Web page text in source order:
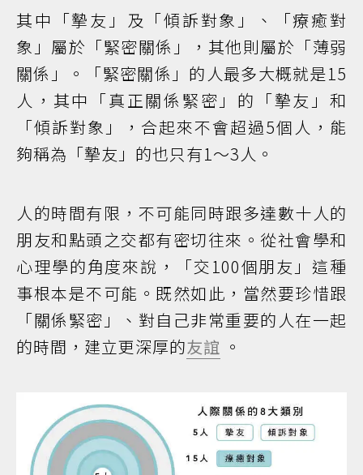
其中「摯友」及「傾訴對象」、「療癒對
象」屬於「緊密關係」，其他則屬於「薄弱
關係」。「緊密關係」的人最多大概就是15
人，其中「真正關係緊密」的「摯友」和
「傾訴對象」，合起來不會超過5個人，能
夠稱為「摯友」的也只有1～3人。
人的時間有限，不可能同時跟多達數十人的
朋友和點頭之交都有密切往來。從社會學和
心理學的角度來說，「交100個朋友」這種
事根本是不可能。既然如此，當然要珍惜跟
「關係緊密」、對自己非常重要的人在一起
的時間，建立更深厚的友誼 。